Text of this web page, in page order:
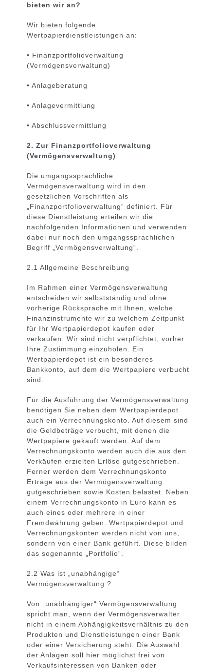
bieten wir an?
Wir bieten folgende
Wertpapierdienstleistungen an:
• Finanzportfolioverwaltung
(Vermögensverwaltung)
• Anlageberatung
• Anlagevermittlung
• Abschlussvermittlung
2. Zur Finanzportfolioverwaltung
(Vermögensverwaltung)
Die umgangssprachliche
Vermögensverwaltung wird in den
gesetzlichen Vorschriften als
„Finanzportfolioverwaltung“ definiert. Für
diese Dienstleistung erteilen wir die
nachfolgenden Informationen und verwenden
dabei nur noch den umgangssprachlichen
Begriff „Vermögensverwaltung“.
2.1 Allgemeine Beschreibung
Im Rahmen einer Vermögensverwaltung
entscheiden wir selbstständig und ohne
vorherige Rücksprache mit Ihnen, welche
Finanzinstrumente wir zu welchem Zeitpunkt
für Ihr Wertpapierdepot kaufen oder
verkaufen. Wir sind nicht verpflichtet, vorher
Ihre Zustimmung einzuholen. Ein
Wertpapierdepot ist ein besonderes
Bankkonto, auf dem die Wertpapiere verbucht
sind.
Für die Ausführung der Vermögensverwaltung
benötigen Sie neben dem Wertpapierdepot
auch ein Verrechnungskonto. Auf diesem sind
die Geldbeträge verbucht, mit denen die
Wertpapiere gekauft werden. Auf dem
Verrechnungskonto werden auch die aus den
Verkäufen erzielten Erlöse gutgeschrieben.
Ferner werden dem Verrechnungskonto
Erträge aus der Vermögensverwaltung
gutgeschrieben sowie Kosten belastet. Neben
einem Verrechnungskonto in Euro kann es
auch eines oder mehrere in einer
Fremdwährung geben. Wertpapierdepot und
Verrechnungskonten werden nicht von uns,
sondern von einer Bank geführt. Diese bilden
das sogenannte „Portfolio“.
2.2 Was ist „unabhängige“
Vermögensverwaltung ?
Von „unabhängiger“ Vermögensverwaltung
spricht man, wenn der Vermögensverwalter
nicht in einem Abhängigkeitsverhältnis zu den
Produkten und Dienstleistungen einer Bank
oder einer Versicherung steht. Die Auswahl
der Anlagen soll hier möglichst frei von
Verkaufsinteressen von Banken oder